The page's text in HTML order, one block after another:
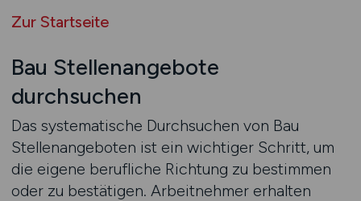
Zur Startseite
Bau Stellenangebote
durchsuchen
Das systematische Durchsuchen von Bau
Stellenangeboten ist ein wichtiger Schritt, um
die eigene berufliche Richtung zu bestimmen
oder zu bestätigen. Arbeitnehmer erhalten